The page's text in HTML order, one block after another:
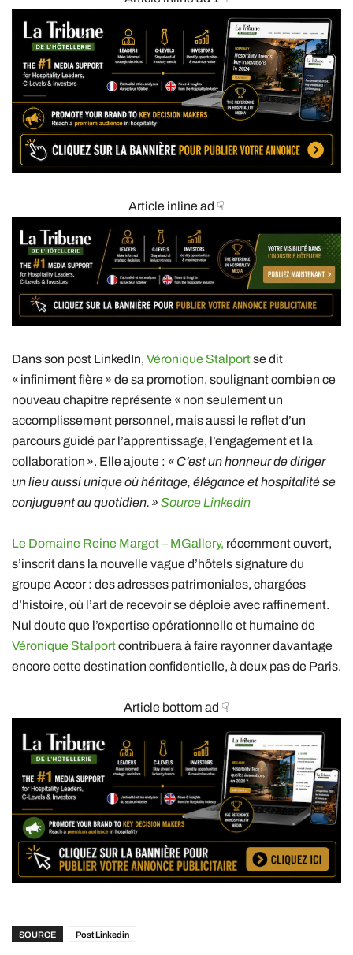
Article inline ad ☟
Dans son post LinkedIn, Véronique Stalportse dit
« infiniment fière » de sa promotion, soulignant combien ce
nouveau chapitre représente « non seulement un
accomplissement personnel, mais aussi le reflet d’un
parcours guidé par l’apprentissage, l’engagement et la
collaboration ». Elle ajoute : « C’est un honneur de diriger
un lieu aussi unique où héritage, élégance et hospitalité se
conjuguent au quotidien. » Source Linkedin
Le Domaine Reine Margot – MGallery, récemment ouvert,
s’inscrit dans la nouvelle vague d’hôtels signature du
groupe Accor : des adresses patrimoniales, chargées
d’histoire, où l’art de recevoir se déploie avec raffinement.
Nul doute que l’expertise opérationnelle et humaine de
Véronique Stalportcontribuera à faire rayonner davantage
encore cette destination confidentielle, à deux pas de Paris.
Article bottom ad ☟
SOURCE Post Linkedin